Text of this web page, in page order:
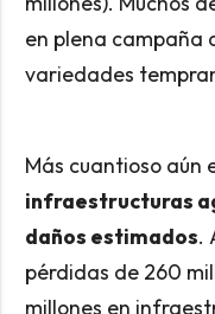
en plena campaña
variedades
Más cuantioso aún
infraestructuras
daños estimados.
pérdidas de 260
millones en